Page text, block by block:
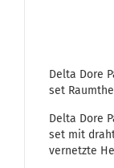
Delta Dore
set
Delta Dore
set mit
ver­netz­te